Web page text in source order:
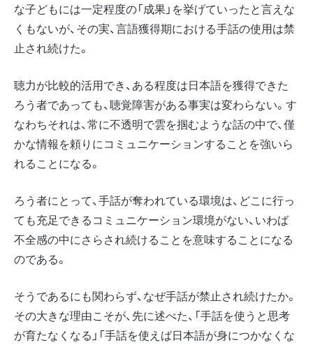
な子どもには一定程度の「成果」を挙げていったと言えな
くもないが、その実、言語獲得期における手話の使用は禁
止され続けた。
聴力が比較的活用でき、ある程度は日本語を獲得できた
ろう者であっても、聴覚障害がある事実は変わらない。す
なわちそれは、常に不透明で雲を掴むような話の中で、僅
かな情報を頼りにコミュニケーションすることを強いら
れることになる。
ろう者にとって、手話が奪われている環境は、どこに行っ
ても充足できるコミュニケーション環境がない、いわば
不全感の中にさらされ続けることを意味することになる
のである。
そうであるにも関わらず、なぜ手話が禁止され続けたか。
その大きな理由こそが、先に述べた、「手話を使うと思考
が育たなくなる」「手話を使えば日本語が身につかなくな